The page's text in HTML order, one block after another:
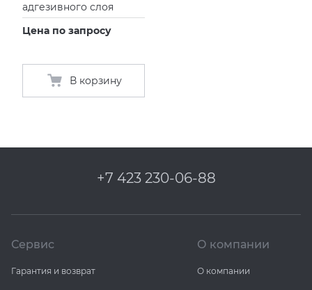
адгезивного слоя
Цена по запросу
В корзину
+7 423 230-06-88
Сервис
Гарантия и возврат
О компании
О компании